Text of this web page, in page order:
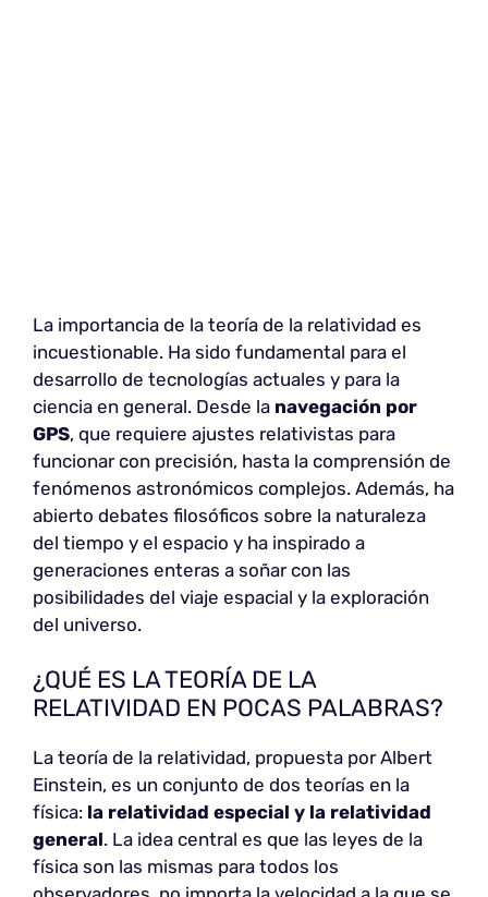
La importancia de la teoría de la relatividad es
incuestionable. Ha sido fundamental para el
desarrollo de tecnologías actuales y para la
ciencia en general. Desde la navegación por
GPS, que requiere ajustes relativistas para
funcionar con precisión, hasta la comprensión de
fenómenos astronómicos complejos. Además, ha
abierto debates filosóficos sobre la naturaleza
del tiempo y el espacio y ha inspirado a
generaciones enteras a soñar con las
posibilidades del viaje espacial y la exploración
del universo.
¿QUÉ ES LA TEORÍA DE LA
RELATIVIDAD EN POCAS PALABRAS?
La teoría de la relatividad, propuesta por Albert
Einstein, es un conjunto de dos teorías en la
física: la relatividad especial y la relatividad
general. La idea central es que las leyes de la
física son las mismas para todos los